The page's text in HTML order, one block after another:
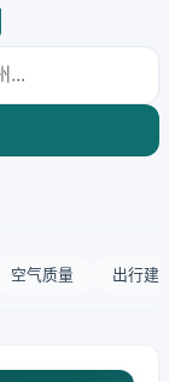
空气质量 出行建